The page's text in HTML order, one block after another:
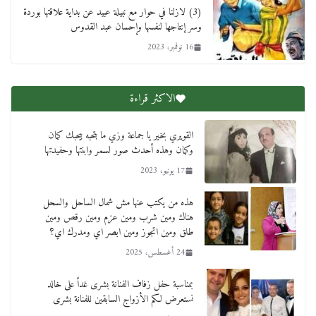
(3) لازلنا في حوار مع نبيلة عبيد عن بداية علاقتها بوردة
وسر إنتاجها لنفسها وإحسان عبد القدوس
16 نوفمبر، 2023
الاكثر قراءة
القويري بخير يا جماعة وزي ما بتحبه بيحبك كمان
وكمان وهذه أحدث صور لسمر وابنتها وحفيدتها
17 يونيو، 2023
هذه من يكتب عنها مش شمال الساحل والسحل
هناك ومين شرب ومين عزم ومين رقص ومين
طلق ومين اتجوز ومين ابصر اي ومدرك اي؟
24 أغسطس، 2025
بمناسبة حفل زفاف الفنانة بشرى غداً على خالد
نستعرض لكم الأزواج السابقين للفنانة بشرى